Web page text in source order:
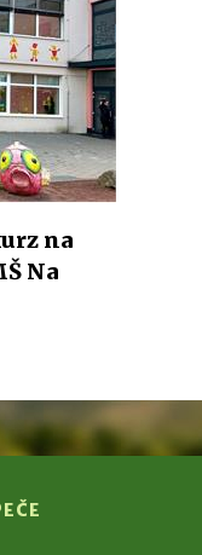
na
Na